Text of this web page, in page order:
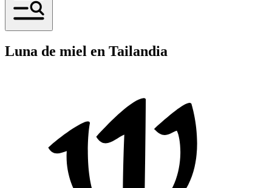
Luna de miel en Tailandia